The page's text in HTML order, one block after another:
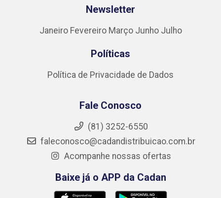
Newsletter
Janeiro Fevereiro Março Junho Julho
Políticas
Política de Privacidade de Dados
Fale Conosco
(81) 3252-6550
faleconosco@cadandistribuicao.com.br
Acompanhe nossas ofertas
Baixe já o APP da Cadan